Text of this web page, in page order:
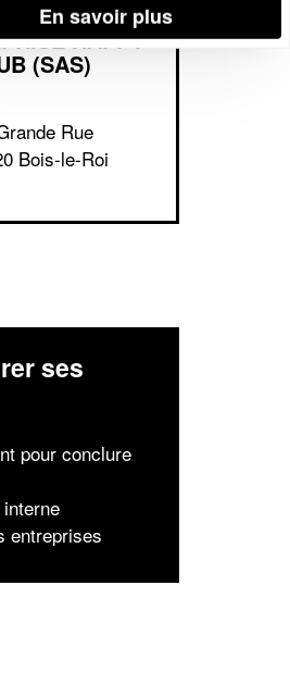
HAPPY
(SAS)
Rue
Bois-le-Roi
ses
pour conclure
entreprises
En savoir plus